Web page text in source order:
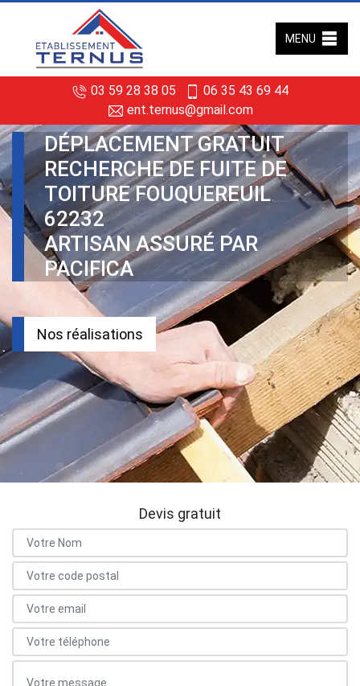
03 59 28 38 05
06 35 43 69 44
ent.ternus@gmail.com
MENU
DÉPLACEMENT GRATUIT
RECHERCHE DE FUITE DE
TOITURE FOUQUEREUIL
62232
ARTISAN ASSURÉ PAR
PACIFICA
Nos réalisations
Devis gratuit